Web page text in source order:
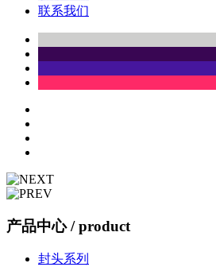
联系我们
产品中心/ product
封头系列